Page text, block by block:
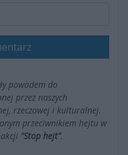
powodem do
przez naszych
rzeczowej i kulturalnej.
przeciwnikiem hejtu w
"Stop hejt".